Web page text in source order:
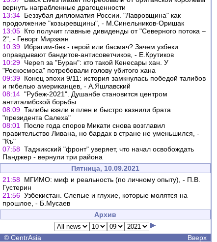
вернуть награбленные драгоценности
13:34 Беззубая дипломатия России. "Лавровщина" как
продолжение "козыревщины", - М.Синельников-Оришак
13:05 Кто получит главные дивиденды от "Северного потока –
2", - Геворг Мирзаян
10:39 Ибрагим-бек - герой или басмач? Зачем узбеки
оправдывают бандитов-антисоветчиков, - Е.Крутиков
10:29 Череп за "Буран": кто такой Кенесары хан. У
"Роскосмоса" потребовали голову убитого хана
09:39 Конец эпохи 9/11: история замкнулась победой талибов
и гибелью американцев, - А.Яшлавский
08:14 "Рубеж-2021". Душанбе становится центром
антиталибской борьбы
08:09 Талибы взяли в плен и быстро казнили брата
"президента Салеха"
08:01
После года споров Микати снова возглавил
правительство Ливана, но бардак в стране не уменьшился, -
"Къ"
07:58 Таджикский "фронт" уверяет, что начал освобождать
Панджер - вернули три района
Пятница, 10.09.2021
21:58 МГИМО: миф и реальность (по личному опыту), - П.В.
Густерин
21:56 Узбекистан. Слепые и глухие, которые молятся на
прошлое, - Б.Мусаев
Архив
© CentrAsia Вверх